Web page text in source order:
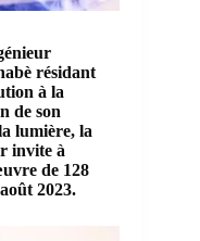
résidant
à la
de son
lumière, la
invite à
de 128
2023.